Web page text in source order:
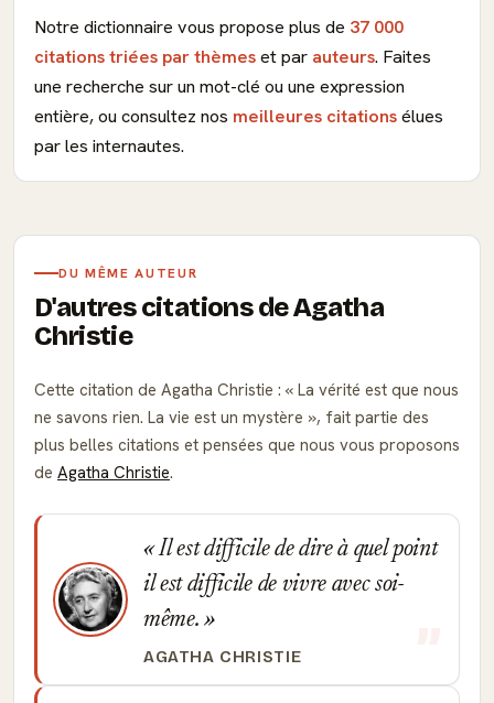
Notre dictionnaire vous propose plus de 37 000
citations triées par thèmeset par auteurs. Faites
une recherche sur un mot-clé ou une expression
entière, ou consultez nos meilleures citationsélues
par les internautes.
DU MÊME AUTEUR
D'autres citations de Agatha
Christie
Cette citation de Agatha Christie :
La vérité est que nous
ne savons rien. La vie est un mystère
, fait partie des
plus belles citations et pensées que nous vous proposons
de Agatha Christie.
Il est difficile de dire à quel point
il est difficile de vivre avec soi-
même.
AGATHA CHRISTIE